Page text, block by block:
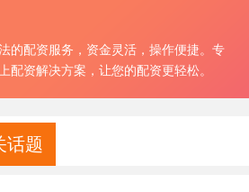
的配资服务，资金灵活，操作便捷。专
配资解决方案，让您的配资更轻松。
话题